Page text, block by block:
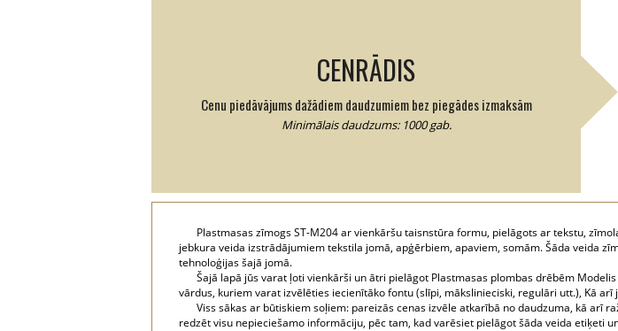
CENRĀDIS
Cenu piedāvājums dažādiem daudzumiem bez piegādes izmaksām
Minimālais daudzums: 1000 gab.
Plastmasas zīmogs ST-M204 ar vienkāršu taisnstūra formu, pielāgots ar tekstu,
jebkura veida izstrādājumiem tekstila jomā, apģērbiem, apaviem, somām. Šāda veida
tehnoloģijas šajā jomā.
Šajā lapā jūs varat ļoti vienkārši un ātri pielāgot Plastmasas plombas drēbēm
vārdus, kuriem varat izvēlēties iecienītāko fontu (slīpi, mākslinieciski, regulāri utt.), Kā
Viss sākas ar būtiskiem soļiem: pareizās cenas izvēle atkarībā no daudzuma, kā arī
redzēt visu nepieciešamo informāciju, pēc tam, kad varēsiet pielāgot šāda veida etiķeti